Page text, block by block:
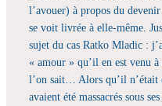
l’avouer) à propos du devenir
se voit livrée à elle-même.
sujet du cas Ratko Mladic :
« amour » qu’il en est venu
l’on sait… Alors qu’il n’était
avaient été massacrés sous